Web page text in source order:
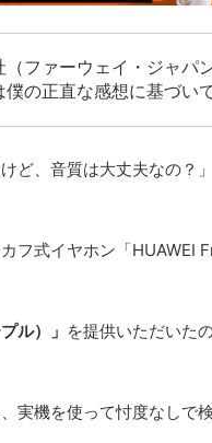
ファーウェイ・ジャパ
の正直な感想に基づい
ど、音質は大丈夫なの？
フ式イヤホン「HUAWEI
ル）」 を提供いただいた
実機を使って忖度なしで